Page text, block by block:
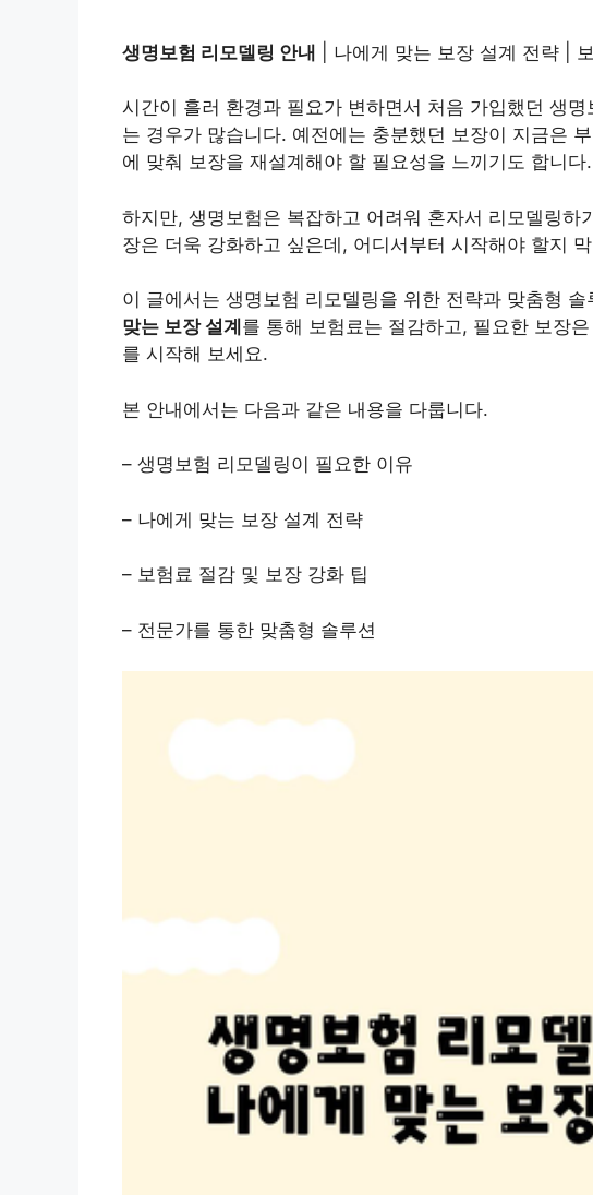
생명보험 리모델링 안내 | 나에게 맞는 보장 설계 전략 |
시간이 흘러 환경과 필요가 변하면서 처음 가입했던 생
는 경우가 많습니다. 예전에는 충분했던 보장이 지금은
에 맞춰 보장을 재설계해야 할 필요성을 느끼기도 합니다.
하지만, 생명보험은 복잡하고 어려워 혼자서 리모델링하
장은 더욱 강화하고 싶은데, 어디서부터 시작해야 할지
이 글에서는 생명보험 리모델링을 위한 전략과 맞춤형
맞는 보장 설계 를 통해 보험료는 절감하고, 필요한 보장
를 시작해 보세요.
본 안내에서는 다음과 같은 내용을 다룹니다.
– 생명보험 리모델링이 필요한 이유
– 나에게 맞는 보장 설계 전략
– 보험료 절감 및 보장 강화 팁
– 전문가를 통한 맞춤형 솔루션